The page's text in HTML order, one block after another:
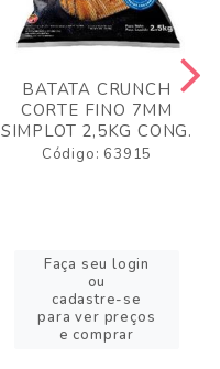
BATATA CRUNCH
CORTE FINO 7MM
SIMPLOT 2,5KG CONG.
Código: 63915
Faça seu login
ou
cadastre-se
para ver preços
e comprar